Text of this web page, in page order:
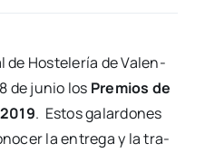
de Hos­te­le­ría de Valen­
de junio los Pre­mios de
. Estos galar­do­nes
la entre­ga y la tra­